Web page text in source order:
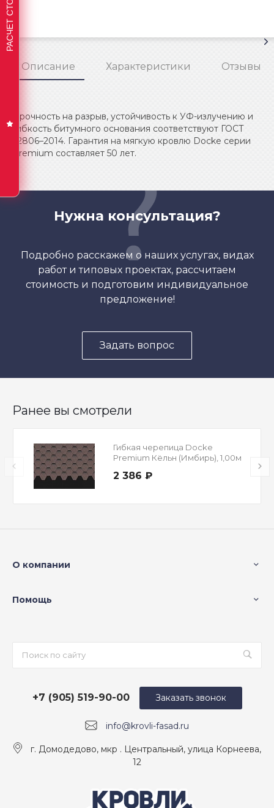
Описание Характеристики Отзывы
Прочность на разрыв, устойчивость к УФ-излучению и
гибкость битумного основания соответствуют ГОСТ
32806–2014. Гарантия на мягкую кровлю Docke серии
Premium составляет 50 лет.
Нужна консультация?
Подробно расскажем о наших услугах, видах
работ и типовых проектах, рассчитаем
стоимость и подготовим индивидуальное
предложение!
Задать вопрос
Ранее вы смотрели
Гибкая черепица Docke
Premium Кёльн (Имбирь), 1,00м
2 386 ₽
О компании
Помощь
info@krovli-fasad.ru
+7 (905) 519-90-00
г. Домодедово, мкр . Центральный, улица Корнеева,
12
Заказать звонок